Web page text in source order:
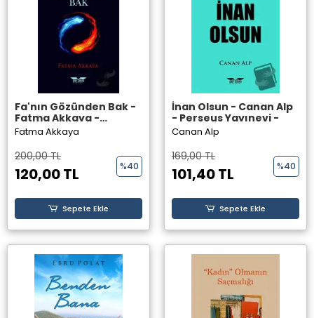
Fa'nın Gözünden Bak -
Fatma Akkaya -
Fatma Akkaya
200,00 TL
120,00 TL %40
Sepete Ekle
İnan Olsun - Canan Alp
- Perseus Yayınevi -
Canan Alp
169,00 TL
101,40 TL %40
Sepete Ekle